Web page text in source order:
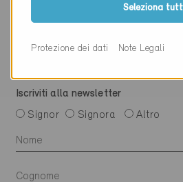
Iscriviti alla newsletter
Signor
Signora Altro
Seleziona
Protezione dei dati Note Legali